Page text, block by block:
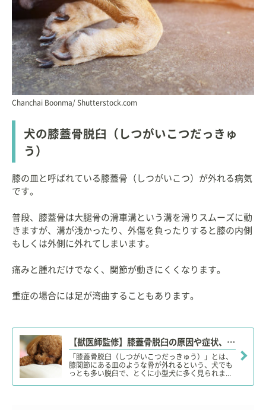
Chanchai Boonma/ Shutterstock.com
犬の膝蓋骨脱臼（しつがいこつだっきゅ
う）
膝の皿と呼ばれている膝蓋骨（しつがいこつ）が外れる病気
です。
普段、膝蓋骨は大腿骨の滑車溝という溝を滑りスムーズに動
きますが、溝が浅かったり、外傷を負ったりすると膝の内側
もしくは外側に外れてしまいます。
痛みと腫れだけでなく、関節が動きにくくなります。
重症の場合には足が湾曲することもあります。
【獣医師監修】膝蓋骨脱臼の原因や症状、治療方法は？
「膝蓋骨脱臼（しつがいこつだっきゅう）」とは、
膝関節にある皿のような骨が外れるという、犬でも
っとも多い脱臼で、とくに小型犬に多く見られま...